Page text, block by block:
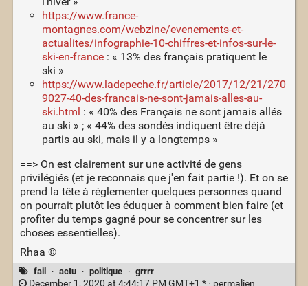
https://www.france-
montagnes.com/webzine/evenements-et-
actualites/infographie-10-chiffres-et-infos-sur-le-
ski-en-france: « 13% des français pratiquent le
ski »
https://www.ladepeche.fr/article/2017/12/21/270
9027-40-des-francais-ne-sont-jamais-alles-au-
ski.html : « 40% des Français ne sont jamais allés
au ski » ; « 44% des sondés indiquent être déjà
partis au ski, mais il y a longtemps »
==> On est clairement sur une activité de gens
privilégiés (et je reconnais que j'en fait partie !). Et on se
prend la tête à réglementer quelques personnes quand
on pourrait plutôt les éduquer à comment bien faire (et
profiter du temps gagné pour se concentrer sur les
choses essentielles).
Rhaa ©
fail · actu · politique · grrrr